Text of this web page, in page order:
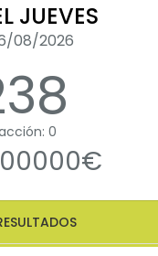
JUEVES
08/2026
0